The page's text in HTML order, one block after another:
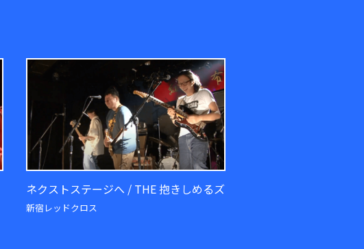
ネクストステージへ / THE 抱きしめるズ
新宿レッドクロス